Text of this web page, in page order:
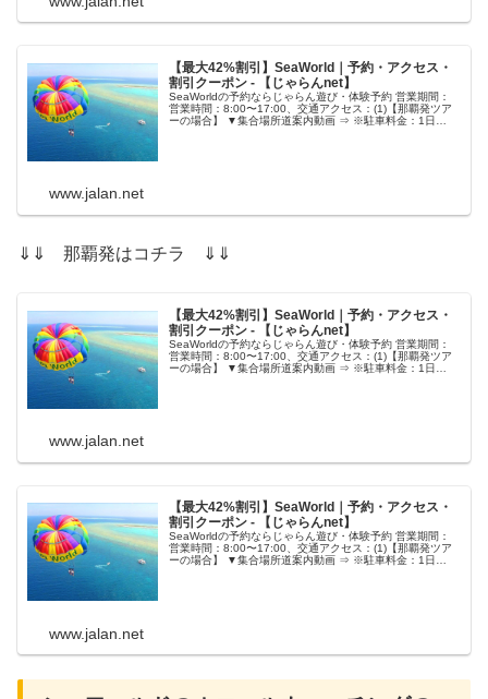
【最大42%割引】SeaWorld｜予約・アクセス・
割引クーポン - 【じゃらんnet】
SeaWorldの予約ならじゃらん遊び・体験予約 営業期間：
営業時間：8:00〜17:00、交通アクセス：(1)【那覇発ツア
ーの場合】 ▼集合場所道案内動画 ⇒ ※駐車料金：1日
www.jalan.net
⇓⇓ 那覇発はコチラ ⇓⇓
【最大42%割引】SeaWorld｜予約・アクセス・
割引クーポン - 【じゃらんnet】
SeaWorldの予約ならじゃらん遊び・体験予約 営業期間：
営業時間：8:00〜17:00、交通アクセス：(1)【那覇発ツア
ーの場合】 ▼集合場所道案内動画 ⇒ ※駐車料金：1日
www.jalan.net
【最大42%割引】SeaWorld｜予約・アクセス・
割引クーポン - 【じゃらんnet】
SeaWorldの予約ならじゃらん遊び・体験予約 営業期間：
営業時間：8:00〜17:00、交通アクセス：(1)【那覇発ツア
ーの場合】 ▼集合場所道案内動画 ⇒ ※駐車料金：1日
www.jalan.net